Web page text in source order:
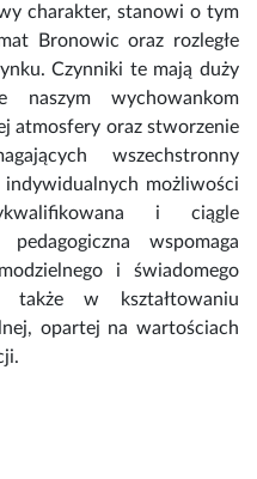
charakter, stanowi o tym
Bronowic oraz rozległe
Czynniki te mają duży
naszym wychowankom
atmosfery oraz stworzenie
wszechstronny
możliwości
i ciągle
wspomaga
i świadomego
także w kształtowaniu
opartej na wartościach